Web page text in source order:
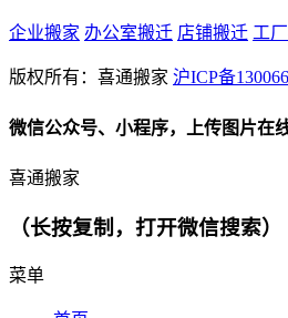
企业搬家 办公室搬迁 店铺搬迁 工
版权所有：喜通搬家 沪ICP备
微信公众号、小程序，上传图片在
喜通搬家
（长按复制，打开微信搜索）
菜单